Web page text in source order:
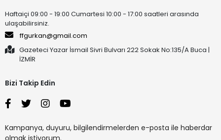
Haftaiçi 09:00 - 19:00 Cumartesi 10:00 - 17:00 saatleri arasında
ulaşabilirsiniz.
ffgurkan@gmail.com
Gazeteci Yazar İsmail Sivri Bulvarı 222 Sokak No:135/A Buca |
İZMİR
Bizi Takip Edin
Kampanya, duyuru, bilgilendirmelerden e-posta ile haberdar
olmak istiyorum.